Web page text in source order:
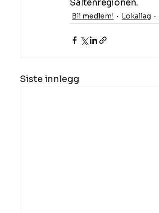
Saltenregionen.
Bli medlem! Lokallag
Siste innlegg